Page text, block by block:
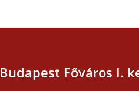
Budapest Főváros I.